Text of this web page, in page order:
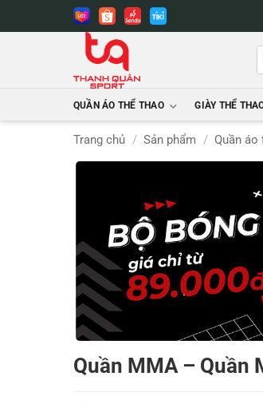
QUẦN ÁO THỂ THAO GIÀY THỂ
Trang chủ / Sản phẩm / Quần áo
Quần MMA – Quần